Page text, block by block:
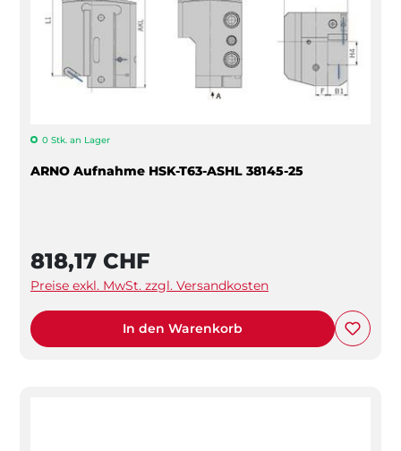
0 Stk. an Lager
ARNO Aufnahme HSK-T63-ASHL 38145-25
818,17 CHF
Preise exkl. MwSt. zzgl. Versandkosten
In den Warenkorb